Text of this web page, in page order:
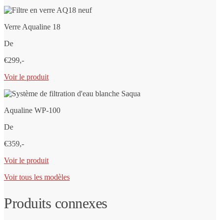
Verre Aqualine 18
De
€299,-
Voir le produit
Aqualine WP-100
De
€359,-
Voir le produit
Voir tous les modèles
Produits connexes